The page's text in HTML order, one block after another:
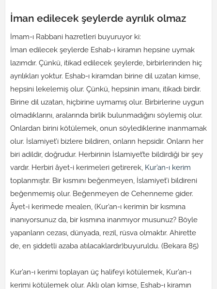
İman edilecek şeylerde ayrılık olmaz
İmam-ı Rabbani hazretleri buyuruyor ki:
İman edilecek şeylerde Eshab-ı kiramın hepsine uymak
lazımdır. Çünkü, itikad edilecek şeylerde, birbirlerinden hiç
ayrılıkları yoktur. Eshab-ı kiramdan birine dil uzatan kimse,
hepsini lekelemiş olur. Çünkü, hepsinin imanı, itikadı birdir.
Birine dil uzatan, hiçbirine uymamış olur. Birbirlerine uygun
olmadıklarını, aralarında birlik bulunmadığını söylemiş olur.
Onlardan birini kötülemek, onun söylediklerine inanmamak
olur. İslamiyet’i bizlere bildiren, onların hepsidir. Onların her
biri adildir, doğrudur. Herbirinin İslamiyet’te bildirdiği bir şey
vardır. Herbiri âyet-i kerimeleri getirerek, Kur’an-ı kerim
toplanmıştır. Bir kısmını beğenmeyen, İslamiyet’i bildireni
beğenmemiş olur. Beğenmeyen de Cehenneme gider.
Âyet-i kerimede mealen, (Kur’an-ı kerimin bir kısmına
inanıyorsunuz da, bir kısmına inanmıyor musunuz? Böyle
yapanların cezası, dünyada, rezil, rüsva olmaktır. Ahirette
de, en şiddetli azaba atılacaklardır)buyuruldu. (Bekara 85)
Kur’an-ı kerimi toplayan üç halifeyi kötülemek, Kur’an-ı
kerimi kötülemek olur. Aklı olan kimse, Eshab-ı kiramın